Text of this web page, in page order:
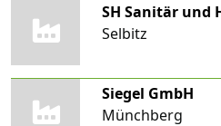
SH Sanitär und
Selbitz
Siegel GmbH
Münchberg